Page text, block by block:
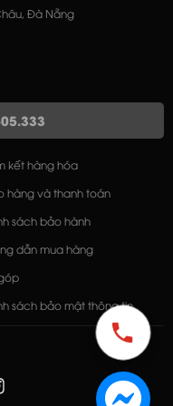
Đà Nẵng
kết hàng hóa
hàng và thanh toán
sách bảo hành
dẫn mua hàng
góp
sách bảo mật thông tin